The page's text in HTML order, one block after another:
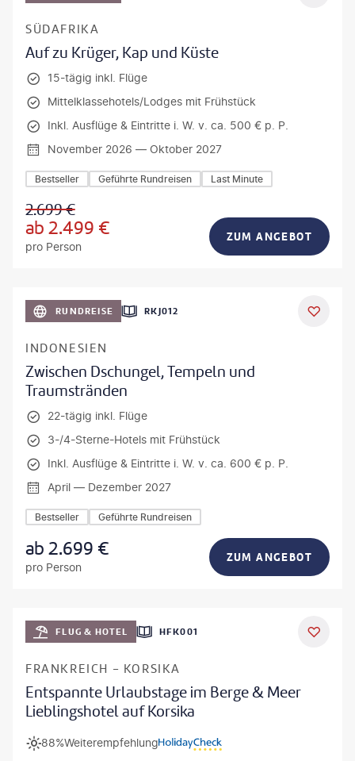
SÜDAFRIKA
Auf zu Krüger, Kap und Küste
15-tägig inkl. Flüge
Mittelklassehotels/Lodges mit Frühstück
Inkl. Ausflüge & Eintritte i. W. v. ca. 500 € p. P.
November 2026 — Oktober 2027
Bestseller Geführte Rundreisen Last Minute
2.699€
ab2.499 €
pro Person
ZUM ANGEBOT
RUNDREISE RKJ012
INDONESIEN
Zwischen Dschungel, Tempeln und
Traumstränden
22-tägig inkl. Flüge
3-/4-Sterne-Hotels mit Frühstück
Inkl. Ausflüge & Eintritte i. W. v. ca. 600 € p. P.
April — Dezember 2027
Bestseller Geführte Rundreisen
ab2.699 €
pro Person
ZUM ANGEBOT
DEAL
FLUG & HOTEL HFK001
FRANKREICH - KORSIKA
Entspannte Urlaubstage im Berge & Meer
Lieblingshotel auf Korsika
Weiterempfehlung
88%